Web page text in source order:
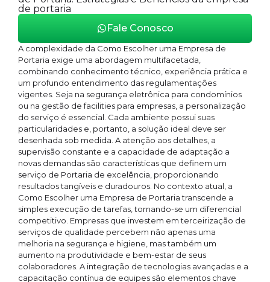
de portaria
Fale Conosco
A complexidade da Como Escolher uma Empresa de
Portaria exige uma abordagem multifacetada,
combinando conhecimento técnico, experiência prática e
um profundo entendimento das regulamentações
vigentes. Seja na segurança eletrônica para condomínios
ou na gestão de facilities para empresas, a personalização
do serviço é essencial. Cada ambiente possui suas
particularidades e, portanto, a solução ideal deve ser
desenhada sob medida. A atenção aos detalhes, a
supervisão constante e a capacidade de adaptação a
novas demandas são características que definem um
serviço de Portaria de excelência, proporcionando
resultados tangíveis e duradouros. No contexto atual, a
Como Escolher uma Empresa de Portaria transcende a
simples execução de tarefas, tornando-se um diferencial
competitivo. Empresas que investem em terceirização de
serviços de qualidade percebem não apenas uma
melhoria na segurança e higiene, mas também um
aumento na produtividade e bem-estar de seus
colaboradores. A integração de tecnologias avançadas e a
capacitação contínua de equipes são elementos chave